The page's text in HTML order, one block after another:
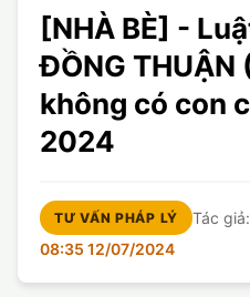
LUẬT SƯ
CHUYÊN VIÊN
TUYỂN DỤNG
DÂN SỰ
DOANH NGHIỆP
GIẤY PHÉP CON
DÂN SỰ
DOANH NGHIỆP
ĐẤT ĐAI
DI CHÚC
LY HÔN
[NHÀ BÈ] -
ĐỒNG THUẬN
không có con
2024
TƯ VẤN PHÁP LÝ Tác
08:35 12/07/2024